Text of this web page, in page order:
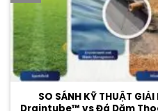
SO SÁNH KỸ THUẬT
Draintube™ vs Đá Dăm